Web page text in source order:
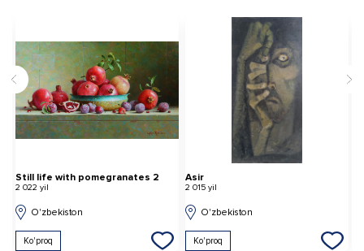
Still life with pomegranates 2
2 022 yil
O'zbekiston
Ko'proq
Asir
2 015 yil
O'zbekiston
Ko'proq